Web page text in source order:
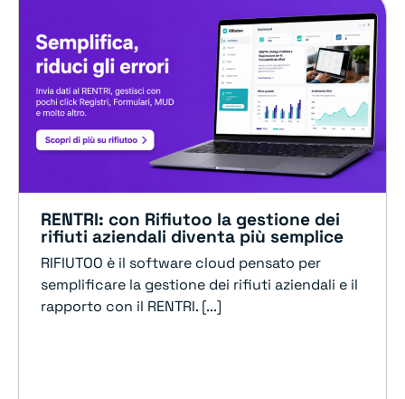
RENTRI: con Rifiutoo la gestione dei
rifiuti aziendali diventa più semplice
RIFIUTOO è il software cloud pensato per
semplificare la gestione dei rifiuti aziendali e il
rapporto con il RENTRI. [...]